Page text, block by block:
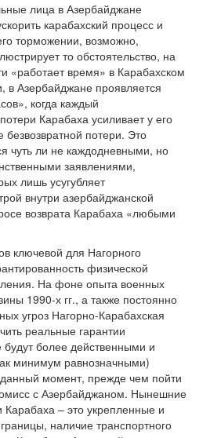
лица в Азербайджане
карабахский процесс и
торможении, возможно,
то обстоятельство, на
«работает время» в Карабахском
в Азербайджане проявляется
когда каждый
Карабаха усиливает у его
потери. Это
чуть ли не каждодневными, но
заявлениями,
лишь усугубляет
внутри азербайджанской
возврата Карабаха «любыми
ключевой для Нагорного
физической
На фоне опыта военных
1990-х гг., а также постоянно
угроз Нагорно-Карабахская
реальные гарантии
будут более действенными и
минимум равнозначными)
момент, прежде чем пойти
с Азербайджаном. Нынешние
Карабаха – это укрепленные и
наличие транспортного